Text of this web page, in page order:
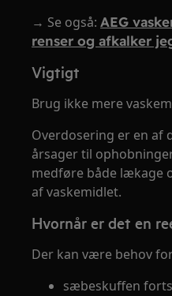
→ Se også:AEG
renser og afkalker
Vigtigt
Brug ikke mere
Overdosering er en af
årsager til
medføre både lækage
af vaskemidlet.
Hvornår er det en
Der kan være behov
sæbeskuffen